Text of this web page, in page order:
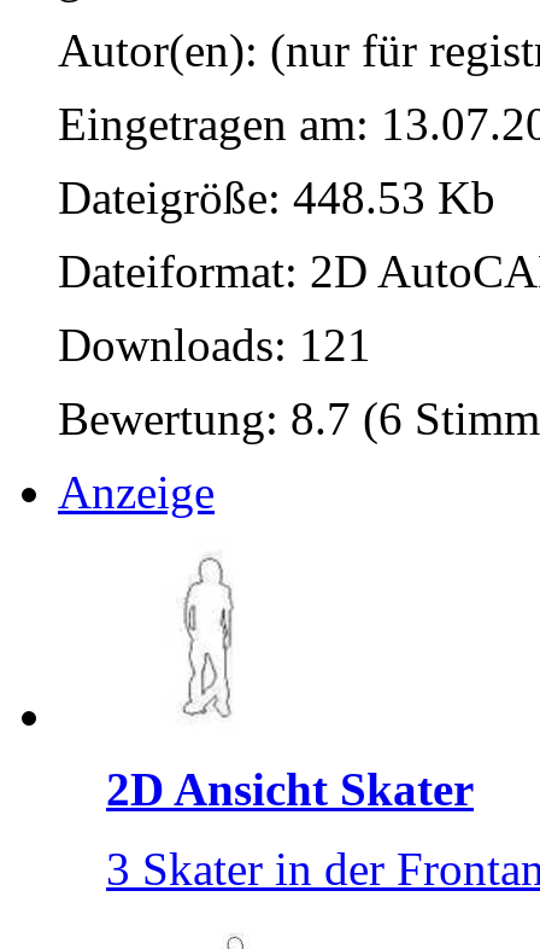
Autor(en): (nur für
Eingetragen am:
Dateigröße: 448.53 Kb
Dateiformat: 2D
Downloads: 121
Bewertung: 8.7 (6
Anzeige
2D Ansicht Skater
3 Skater in der